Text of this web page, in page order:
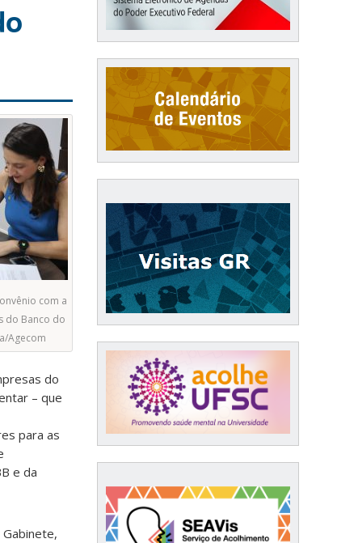
com a
do Banco do
Agecom
do
– que
para as
e da